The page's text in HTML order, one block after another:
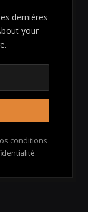
dernières
your
conditions
.